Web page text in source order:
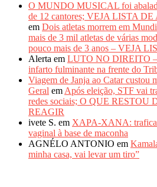
O MUNDO MUSICAL foi
de 12 cantores; VEJA LISTA DE
em Dois atletas morrem em
mais de 3 mil atletas de várias
pouco mais de 3 anos – VEJA
Alerta em LUTO NO DIREITO –
infarto fulminante na frente do
Viagem de Janja ao Catar custou
Geral em Após eleição, STF vai
redes sociais; O QUE RESTOU
REAGIR
ivete S. em XAPA-XANA:
vaginal à base de maconha
AGNÉLO ANTONIO em
minha casa, vai levar um tiro”